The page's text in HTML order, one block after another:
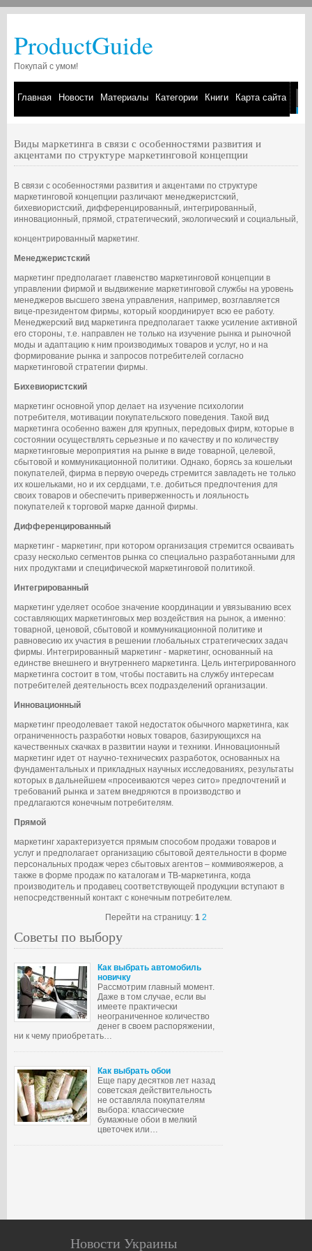
ProductGuide
Покупай с умом!
Главная Новости Материалы Категории Книги Карта сайта
Виды маркетинга в связи с особенностями развития и
акцентами по структуре маркетинговой концепции
В связи с особенностями развития и акцентами по структуре
маркетинговой концепции различают менеджеристский,
бихевиористский, дифференцированный, интегрированный,
инновационный, прямой, стратегический, экологический и социальный,
концентрированный маркетинг.
Менеджеристский
маркетинг предполагает главенство маркетинговой концепции в
управлении фирмой и выдвижение маркетинговой службы на уровень
менеджеров высшего звена управления, например, возглавляется
вице-президентом фирмы, который координирует всю ее работу.
Менеджерский вид маркетинга предполагает также усиление активной
его стороны, т.е. направлен не только на изучение рынка и рыночной
моды и адаптацию к ним производимых товаров и услуг, но и на
формирование рынка и запросов потребителей согласно
маркетинговой стратегии фирмы.
Бихевиористский
маркетинг основной упор делает на изучение психологии
потребителя, мотивации покупательского поведения. Такой вид
маркетинга особенно важен для крупных, передовых фирм, которые в
состоянии осуществлять серьезные и по качеству и по количеству
маркетинговые мероприятия на рынке в виде товарной, целевой,
сбытовой и коммуникационной политики. Однако, борясь за кошельки
покупателей, фирма в первую очередь стремится завладеть не только
их кошельками, но и их сердцами, т.е. добиться предпочтения для
своих товаров и обеспечить приверженность и лояльность
покупателей к торговой марке данной фирмы.
Дифференцированный
маркетинг - маркетинг, при котором организация стремится осваивать
сразу несколько сегментов рынка со специально разработанными для
них продуктами и специфической маркетинговой политикой.
Интегрированный
маркетинг уделяет особое значение координации и увязыванию всех
составляющих маркетинговых мер воздействия на рынок, а именно:
товарной, ценовой, сбытовой и коммуникационной политике и
равновесию их участия в решении глобальных стратегических задач
фирмы. Интегрированный маркетинг - маркетинг, основанный на
единстве внешнего и внутреннего маркетинга. Цель интегрированного
маркетинга состоит в том, чтобы поставить на службу интересам
потребителей деятельность всех подразделений организации.
Инновационный
маркетинг преодолевает такой недостаток обычного маркетинга, как
ограниченность разработки новых товаров, базирующихся на
качественных скачках в развитии науки и техники. Инновационный
маркетинг идет от научно-технических разработок, основанных на
фундаментальных и прикладных научных исследованиях, результаты
которых в дальнейшем «просеиваются через сито» предпочтений и
требований рынка и затем внедряются в производство и
предлагаются конечным потребителям.
Прямой
маркетинг характеризуется прямым способом продажи товаров и
услуг и предполагает организацию сбытовой деятельности в форме
персональных продаж через сбытовых агентов – коммивояжеров, а
также в форме продаж по каталогам и ТВ-маркетинга, когда
производитель и продавец соответствующей продукции вступают в
непосредственный контакт с конечным потребителем.
Перейти на страницу: 1 2
Советы по выбору
Как выбрать автомобиль
новичку
Рассмотрим главный момент.
Даже в том случае, если вы
имеете практически
неограниченное количество
денег в своем распоряжении,
ни к чему приобретать…
Как выбрать обои
Еще пару десятков лет назад
советская действительность
не оставляла покупателям
выбора: классические
бумажные обои в мелкий
цветочек или…
Новости Украины